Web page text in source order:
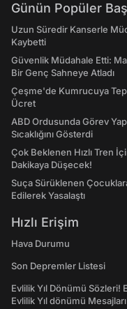
Günün Popüler
Uzun Süredir Kanserle
Kaybetti
Güvenlik Müdahale Etti:
Bir Genç Sahneye Atladı
Çeşme'de Kumrucuya
Ücret
ABD Ordusunda Görev
Sıcaklığını Gösterdi
Çok Beklenen Hızlı Tren
Dakikaya Düşecek!
Suça Sürüklenen
Edilerek Yasalaştı
Hızlı Erişim
Hava Durumu
Son Depremler Listesi
Evlilik Yıl Dönümü Sözleri!
Evlilik Yıl dönümü Mesajları